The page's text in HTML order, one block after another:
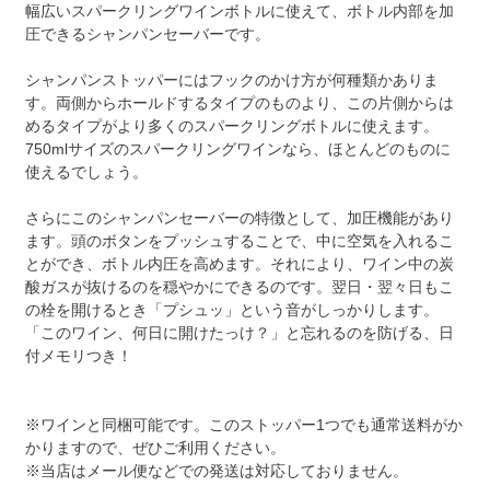
幅広いスパークリングワインボトルに使えて、ボトル内部を加
圧できるシャンパンセーバーです。
シャンパンストッパーにはフックのかけ方が何種類かありま
す。両側からホールドするタイプのものより、この片側からは
めるタイプがより多くのスパークリングボトルに使えます。
750mlサイズのスパークリングワインなら、ほとんどのものに
使えるでしょう。
さらにこのシャンパンセーバーの特徴として、加圧機能があり
ます。頭のボタンをプッシュすることで、中に空気を入れるこ
とができ、ボトル内圧を高めます。それにより、ワイン中の炭
酸ガスが抜けるのを穏やかにできるのです。翌日・翌々日もこ
の栓を開けるとき「プシュッ」という音がしっかりします。
「このワイン、何日に開けたっけ？」と忘れるのを防げる、日
付メモリつき！
※ワインと同梱可能です。このストッパー1つでも通常送料がか
かりますので、ぜひご利用ください。
※当店はメール便などでの発送は対応しておりません。